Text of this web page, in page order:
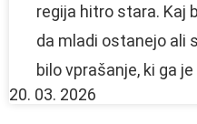
regija hitro stara. Kaj
da mladi ostanejo ali
bilo vprašanje, ki ga
20. 03. 2026